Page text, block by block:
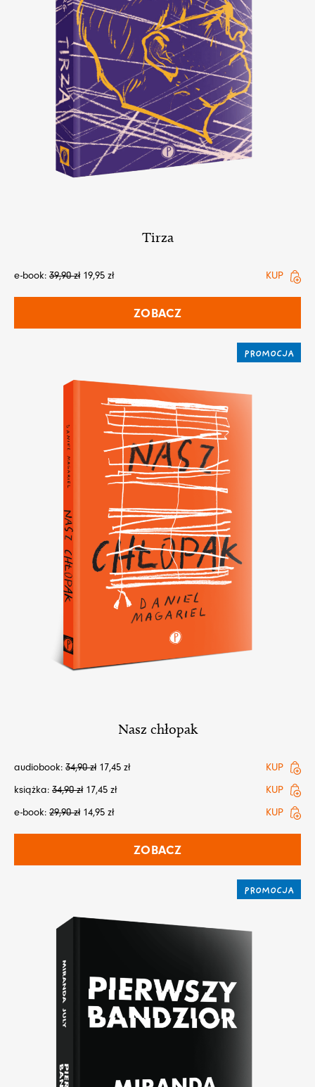
Tirza
e-book: 39,90zł 19,95 zł KUP
ZOBACZ
PROMOCJA
Nasz chłopak
audiobook: 34,90zł 17,45 zł
KUP
książka: 34,90zł 17,45 zł
KUP
e-book: 29,90zł 14,95 zł KUP
ZOBACZ
PROMOCJA